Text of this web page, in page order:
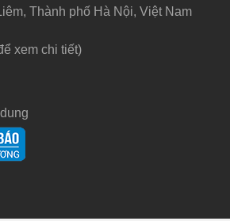
Thành phố Hà Nội, Việt Nam
xem chi tiết)